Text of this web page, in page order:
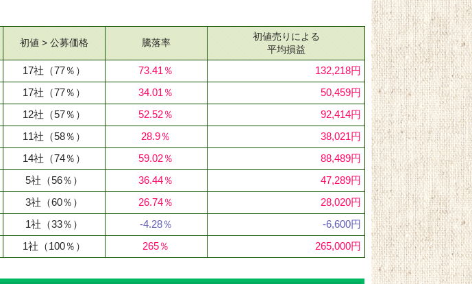
初値 > 公募価格 騰落率
初値売りによる
平均損益
17社 （77％） 73.41％
132,218円
17社 （77％） 34.01％
50,459円
12社 （57％） 52.52％
92,414円
11社 （58％） 28.9％
38,021円
14社 （74％） 59.02％
88,489円
5社 （56％） 36.44％
47,289円
3社 （60％） 26.74％
28,020円
1社 （33％） -4.28％
-6,600円
1社 （100％） 265％ 265,000円